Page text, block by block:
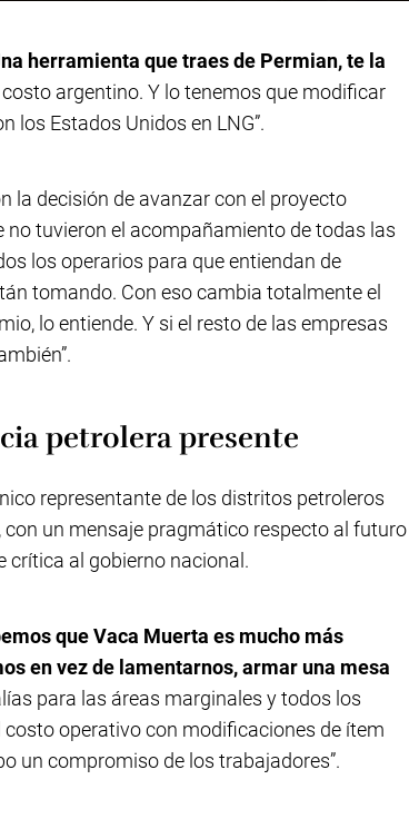
herramienta que traes de Permian, te la
costo argentino. Y lo tenemos que modificar
los Estados Unidos en LNG”.
la decisión de avanzar con el proyecto
tuvieron el acompañamiento de todas las
los operarios para que entiendan de
tomando. Con eso cambia totalmente el
lo entiende. Y si el resto de las empresas
petrolera presente
representante de los distritos petroleros
con un mensaje pragmático respecto al futuro
crítica al gobierno nacional.
que Vaca Muerta es mucho más
en vez de lamentarnos, armar una mesa
para las áreas marginales y todos los
operativo con modificaciones de ítem
un compromiso de los trabajadores”.